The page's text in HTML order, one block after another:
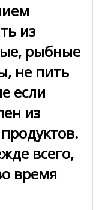
из
рыбные
не пить
если
из
всего,
время